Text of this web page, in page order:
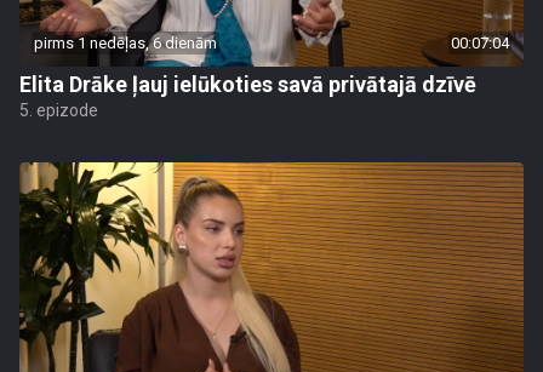
pirms 1 nedēļas, 6 dienām 00:07:04
Elita Drāke ļauj ielūkoties savā privātajā dzīvē
5. epizode